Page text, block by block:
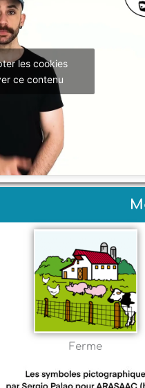
les cookies
ce contenu
Ferme